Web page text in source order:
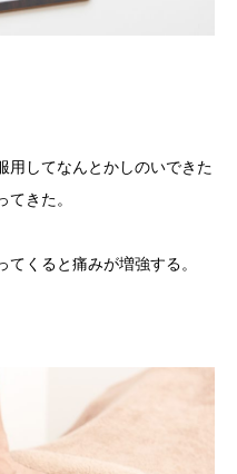
用してなんとかしのいできた
きた。
くると痛みが増強する。